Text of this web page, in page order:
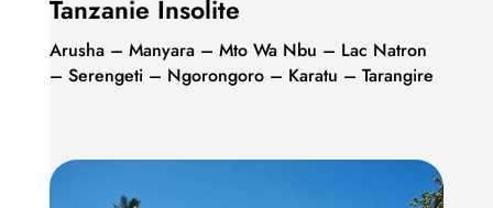
Tanzanie Insolite
Arusha – Manyara – Mto Wa Nbu – Lac Natron
– Serengeti – Ngorongoro – Karatu – Tarangire